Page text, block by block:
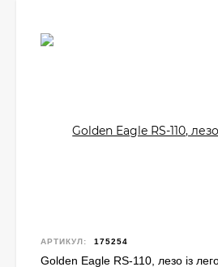
АРТИКУЛ: 175254
Golden Eagle RS-110, лезо із